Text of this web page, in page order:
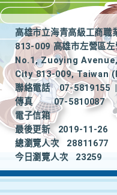
高雄市立海青高級工商職
813-009 高雄市左營區左
No.1, Zuoying
City 813-009, Taiwan
聯絡電話
07-5819155
傳真
07-5810087
電子信箱
最後更新
2019-11-26
總瀏覽人次
28811677
今日瀏覽人次
23259